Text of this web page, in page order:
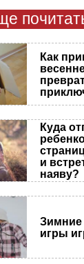
Как
Куда
и
наяву?
Зимние
игры